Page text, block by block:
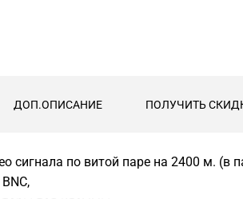
ДОП.ОПИСАНИЕ ПОЛУЧИТЬ
сигнала по витой паре на 2400 м. (в